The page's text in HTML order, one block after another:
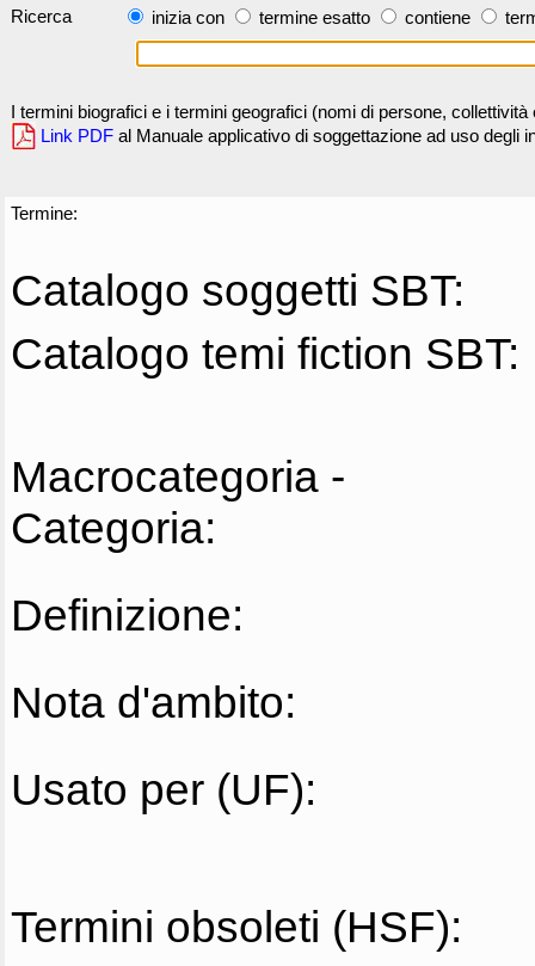
Ricerca inizia con termine esatto contiene
I termini biografici e i termini geografici (nomi di persone,
Link PDF al Manuale applicativo di soggettazione ad uso degli
Termine:
Catalogo soggetti SBT:
Catalogo temi fiction SBT:
Macrocategoria -
Categoria:
Definizione:
Nota d'ambito:
Usato per (UF):
Termini obsoleti (HSF):